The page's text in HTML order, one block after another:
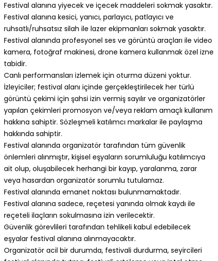
Festival alanına yiyecek ve içecek maddeleri sokmak yasaktır.
Festival alanına kesici, yanıcı, parlayıcı, patlayıcı ve
ruhsatlı/ruhsatsız silah ile lazer ekipmanları sokmak yasaktır.
Festival alanında profesyonel ses ve görüntü araçları ile video
kamera, fotoğraf makinesi, drone kamera kullanmak özel izne
tabidir.
Canlı performansları izlemek için oturma düzeni yoktur.
İzleyiciler; festival alanı içinde gerçekleştirilecek her türlü
görüntü çekimi için şahsi izin vermiş sayılır ve organizatörler
yapılan çekimleri promosyon ve/veya reklam amaçlı kullanım
hakkına sahiptir. Sözleşmeli katılımcı markalar ile paylaşma
hakkında sahiptir.
Festival alanında organizatör tarafından tüm güvenlik
önlemleri alınmıştır, kişisel eşyaların sorumluluğu katılımcıya
ait olup, oluşabilecek herhangi bir kayıp, yaralanma, zarar
veya hasardan organizatör sorumlu tutulamaz.
Festival alanında emanet noktası bulunmamaktadır.
Festival alanına sadece, reçetesi yanında olmak kaydı ile
reçeteli ilaçların sokulmasına izin verilecektir.
Güvenlik görevlileri tarafından tehlikeli kabul edebilecek
eşyalar festival alanına alınmayacaktır.
Organizatör acil bir durumda, festivali durdurma, seyircileri